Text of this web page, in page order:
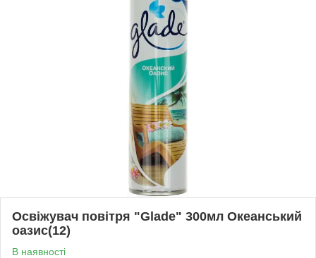
Освіжувач повітря "Glade" 300мл Океанський
оазис(12)
В наявності